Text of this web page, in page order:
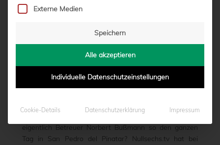
BUSSMANN
vonMarcel Weskamp|13.01.2017 - 10:48
Adlerträger zum Schwitzen… Aber was macht
eigentlich Betreuer Norbert Bußmann so den ganzen
Tag in San Pedro del Pinatar? Nullsechs.tv hat bei
Externe Medien
Speichern
Alle akzeptieren
Individuelle Datenschutzeinstellungen
Cookie-Details Datenschutzerklärung Impressum